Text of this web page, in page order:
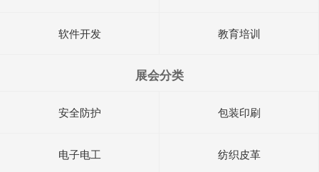
软件开发 教育培训
展会分类
安全防护 包装印刷
电子电工 纺织皮革